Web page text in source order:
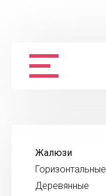
Жалюзи
Горизонтальные
Деревянные